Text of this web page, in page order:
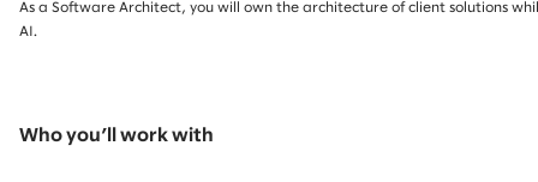
As a Software Architect, you will own the architecture of client solutions
AI.
Who you’ll work with